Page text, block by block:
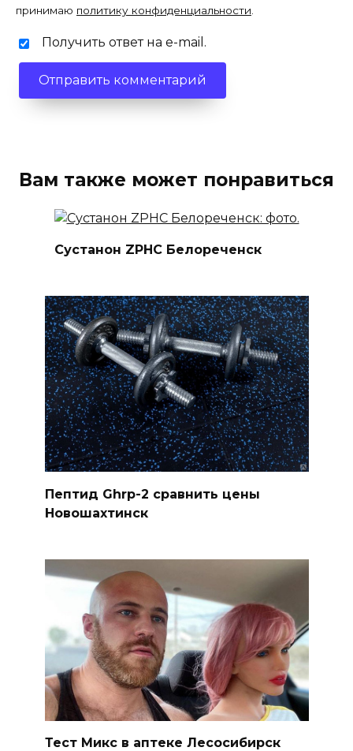
принимаю политику конфиденциальности.
Получить ответ на e-mail.
Вам также может понравиться
Сустанон ZPHC Белореченск
Пептид Ghrp-2 сравнить цены
Новошахтинск
Тест Микс в аптеке Лесосибирск